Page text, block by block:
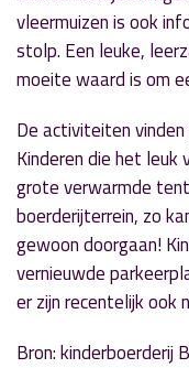
vleermuizen is ook
stolp. Een leuke,
moeite waard is om
De activiteiten
Kinderen die het leuk
grote verwarmde
boerderijterrein, zo
gewoon doorgaan!
vernieuwde
er zijn recentelijk
Bron: kinderboerderij